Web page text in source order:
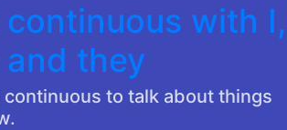
continuous with I,
they
to talk about things